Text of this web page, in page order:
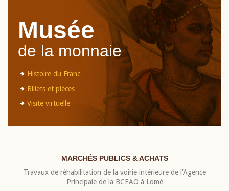
Musée
de la monnaie
Histoire du Franc
Billets et pièces
Visite virtuelle
MARCHÉS PUBLICS & ACHATS
Travaux de réhabilitation de la voirie intérieure de l’Agence
Principale de la BCEAO à Lomé